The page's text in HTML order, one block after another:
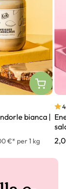
bianca |
€* per 1 kg